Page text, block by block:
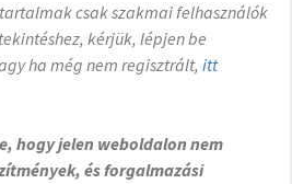
csak szakmai felhasználók
kérjük, lépjen be
ha még nem regisztrált, itt
hogy jelen weboldalon nem
és forgalmazási